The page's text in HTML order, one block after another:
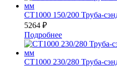
СТ1000 150/200 Труба-
5264 ₽
Подробнее
СТ1000 230/280 Труба-